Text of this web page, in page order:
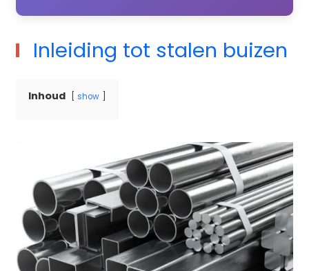
Inleiding tot stalen buizen
Inhoud show